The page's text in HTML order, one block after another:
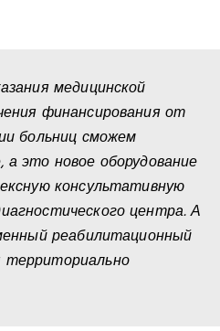
медицинской
финансирования от
больниц сможем
это новое оборудование
консультативную
центра. А
реабилитационный
территориально